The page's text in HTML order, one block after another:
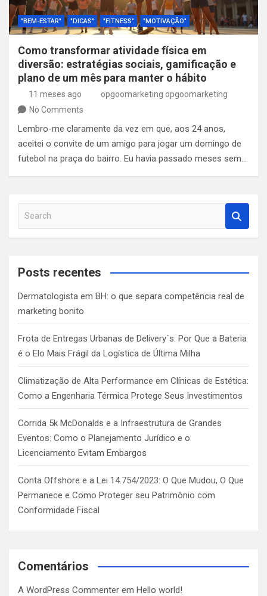
"BEM-ESTAR" "DICAS" "FITNESS" "MOTIVAÇÃO"
Como transformar atividade física em
diversão: estratégias sociais, gamificação e
plano de um mês para manter o hábito
11 meses ago
opgoomarketing opgoomarketing
No Comments
Lembro-me claramente da vez em que, aos 24 anos,
aceitei o convite de um amigo para jogar um domingo de
futebol na praça do bairro. Eu havia passado meses sem…
a
c
Posts recentes
Dermatologista em BH: o que separa competência real de
marketing bonito
Frota de Entregas Urbanas de Delivery´s: Por Que a Bateria
é o Elo Mais Frágil da Logística de Última Milha
Climatização de Alta Performance em Clínicas de Estética:
Como a Engenharia Térmica Protege Seus Investimentos
Corrida 5k McDonalds e a Infraestrutura de Grandes
Eventos: Como o Planejamento Jurídico e o
Licenciamento Evitam Embargos
Conta Offshore e a Lei 14.754/2023: O Que Mudou, O Que
Permanece e Como Proteger seu Patrimônio com
Conformidade Fiscal
Comentários
A WordPress Commenter em Hello world!